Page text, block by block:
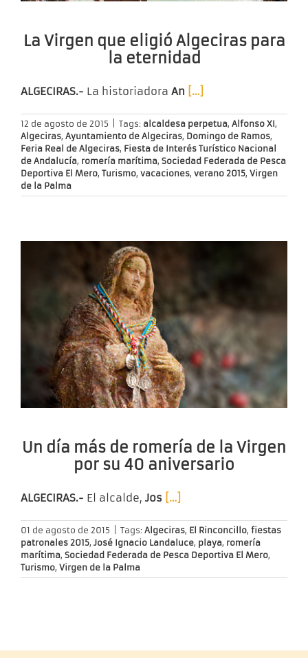
La Virgen que eligió Algeciras para
la eternidad
ALGECIRAS.- La historiadora An […]
12 de agosto de 2015 Tags: alcaldesa perpetua, Alfonso XI,
Algeciras, Ayuntamiento de Algeciras, Domingo de Ramos,
Feria Real de Algeciras, Fiesta de Interés Turístico Nacional
de Andalucía, romería marítima, Sociedad Federada de Pesca
Deportiva El Mero, Turismo, vacaciones, verano 2015, Virgen
de la Palma
Un día más de romería de la Virgen
por su 40 aniversario
ALGECIRAS.- El alcalde, Jos […]
01 de agosto de 2015 Tags: Algeciras, El Rinconcillo, fiestas
patronales 2015, José Ignacio Landaluce, playa, romería
marítima, Sociedad Federada de Pesca Deportiva El Mero,
Turismo, Virgen de la Palma